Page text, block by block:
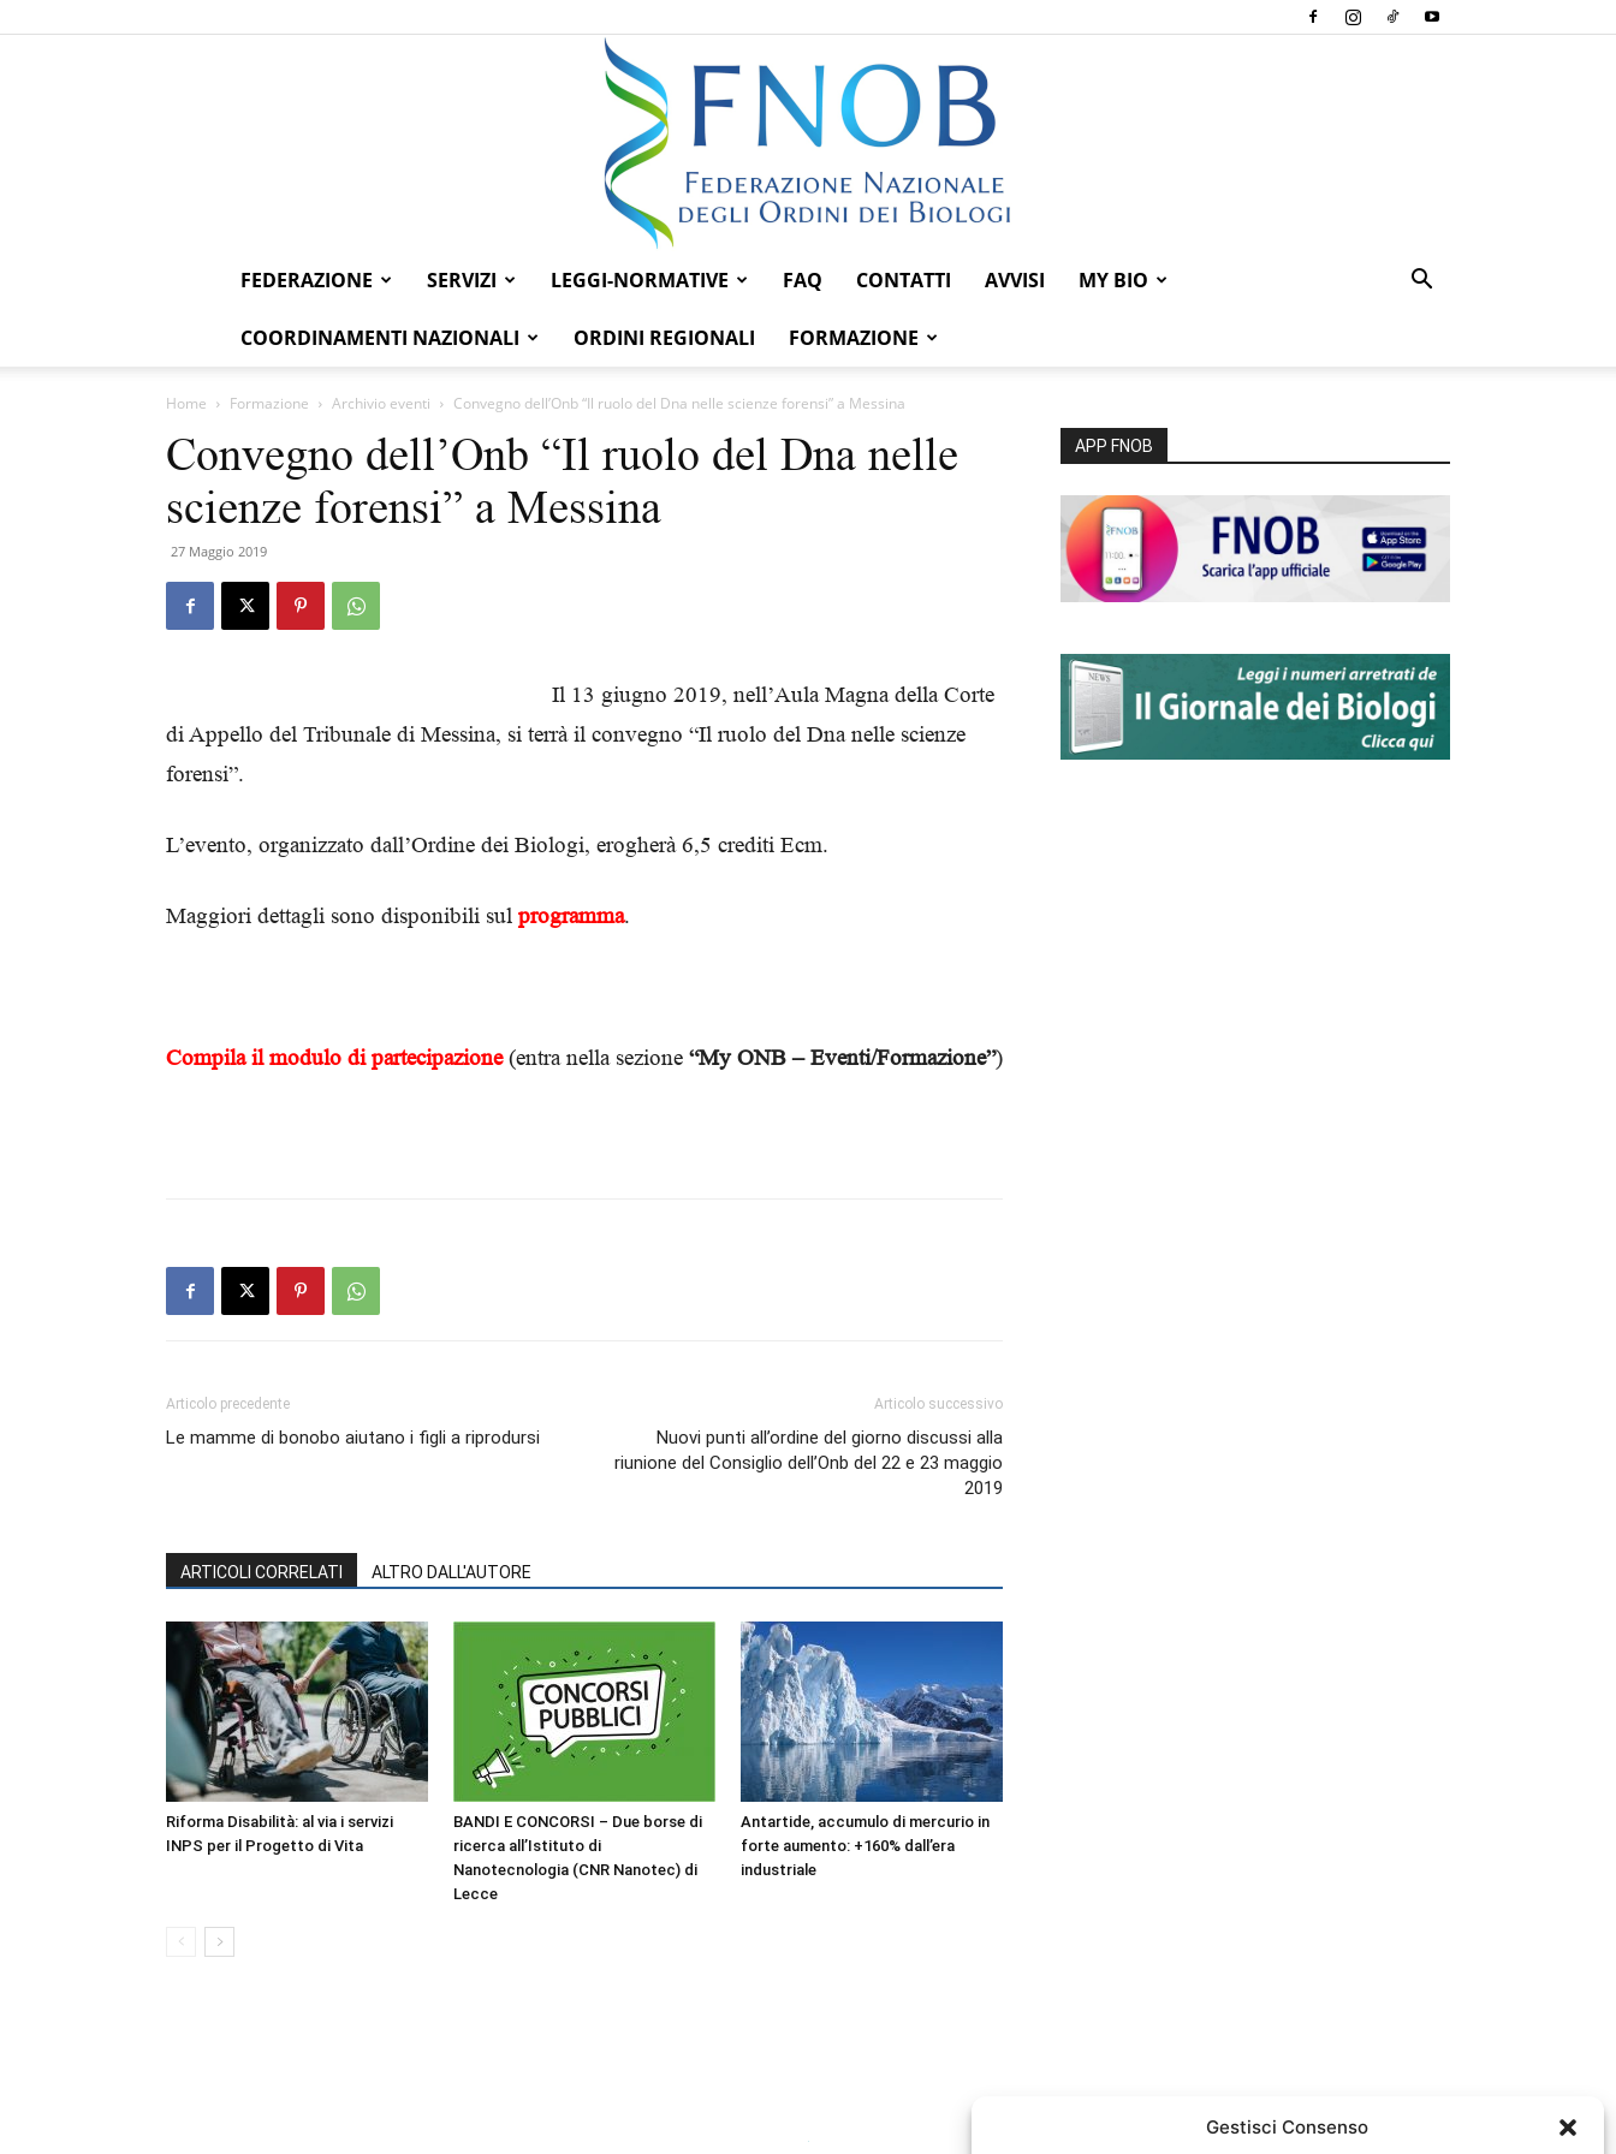
Gestisci Consenso
Federazione
FEDERAZIONE SERVIZI LEGGI-NORMATIVE FAQ CONTATTI AVVISI MY BIO
COORDINAMENTI NAZIONALI ORDINI REGIONALI FORMAZIONE
Home Formazione Archivio eventi Convegno dell’Onb “Il ruolo del Dna nelle scienze forensi” a Messina
Convegno dell’Onb “Il ruolo del Dna nelle
scienze forensi” a Messina
27 Maggio 2019
Il 13 giugno 2019, nell’Aula Magna della Corte
di Appello del Tribunale di Messina, si terrà il convegno “Il ruolo del Dna nelle scienze
forensi”.
L’evento, organizzato dall’Ordine dei Biologi, erogherà 6,5 crediti Ecm.
Maggiori dettagli sono disponibili sul programma.
Compila il modulo di partecipazione(entra nella sezione “My ONB – Eventi/Formazione”)
Articolo precedente
Le mamme di bonobo aiutano i figli a riprodursi
Articolo successivo
Nuovi punti all’ordine del giorno discussi alla
riunione del Consiglio dell’Onb del 22 e 23 maggio
2019
ARTICOLI CORRELATI ALTRO DALL'AUTORE
Riforma Disabilità: al via i servizi
INPS per il Progetto di Vita
BANDI E CONCORSI – Due borse di
ricerca all’Istituto di
Nanotecnologia (CNR Nanotec) di
Lecce
Antartide, accumulo di mercurio in
forte aumento: +160% dall’era
industriale
APP FNOB